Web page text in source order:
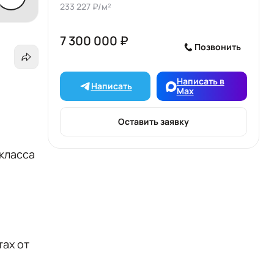
233 227 ₽/м²
7 300 000 ₽
Написать
Написать в
Max
Оставить заявку
Позвонить
от